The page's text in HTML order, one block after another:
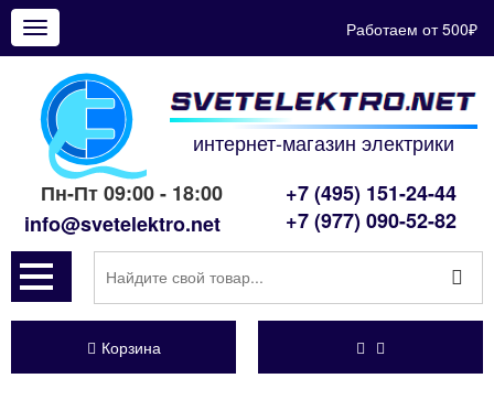
Показать
меню
Работаем от 500₽
интернет-магазин электрики
Пн-Пт 09:00 - 18:00
info@svetelektro.net
+7 (495) 151-24-44
+7 (977) 090-52-82
Корзина